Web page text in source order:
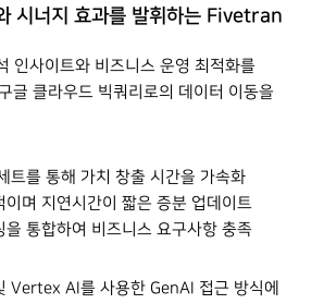
시너지 효과를 발휘하는 Fivetran
인사이트와 비즈니스 운영 최적화를
글 클라우드 빅쿼리로의 데이터 이동을
트를 통해 가치 창출 시간을 가속화
이며 지연시간이 짧은 증분 업데이트
을 통합하여 비즈니스 요구사항 충족
AI를 사용한 GenAI 접근 방식에